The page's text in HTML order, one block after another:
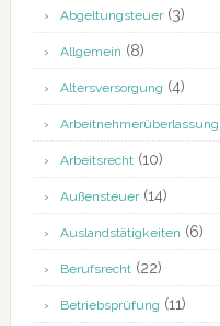
Abgeltungsteuer(3)
Allgemein (8)
Altersversorgung (4)
Arbeitnehmerüberlassung
Arbeitsrecht(10)
Außensteuer(14)
Auslandstätigkeiten (6)
Berufsrecht(22)
Betriebsprüfung (11)